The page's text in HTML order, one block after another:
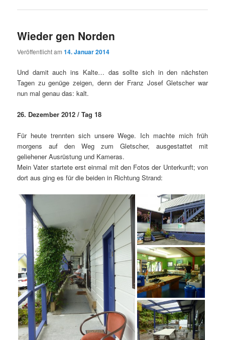
Wieder gen Norden
Veröffentlicht am14. Januar 2014
Und damit auch ins Kalte… das sollte sich in den nächsten
Tagen zu genüge zeigen, denn der Franz Josef Gletscher war
nun mal genau das: kalt.
26. Dezember 2012 / Tag 18
Für heute trennten sich unsere Wege. Ich machte mich früh
morgens auf den Weg zum Gletscher, ausgestattet mit
geliehener Ausrüstung und Kameras.
Mein Vater startete erst einmal mit den Fotos der Unterkunft; von
dort aus ging es für die beiden in Richtung Strand: